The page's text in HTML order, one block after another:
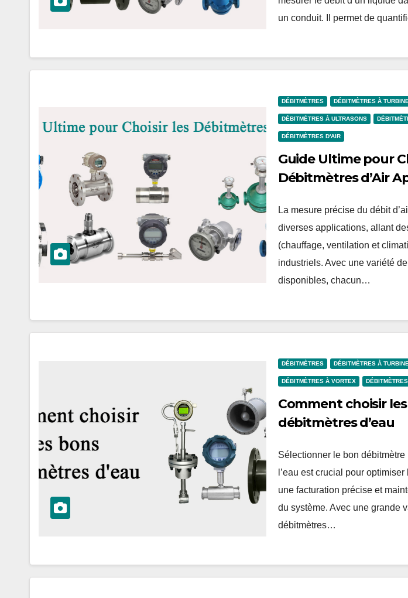
un conduit. Il permet de
DÉBITMÈTRES DÉBITMÈTRES À TURBINE
DÉBITMÈTRES À ULTRASONS
DÉBITMÈTRES D'AIR
Guide Ultime pour
Débitmètres d’Air
La mesure précise du débit
diverses applications, allant
(chauffage, ventilation et
industriels. Avec une variété
disponibles, chacun…
DÉBITMÈTRES DÉBITMÈTRES À TURBINE
DÉBITMÈTRES À VORTEX
Comment choisir
débitmètres d’eau
Sélectionner le bon
l’eau est crucial pour optimiser
une facturation précise et
du système. Avec une grande
débitmètres…